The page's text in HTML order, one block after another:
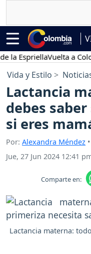
Vuelta a Colombia
Vida y Estilo
Lactancia
debes
si eres
Por: Alexandra Méndez
Jue, 27 Jun 2024 12:41
Comparte en:
Lactancia materna: